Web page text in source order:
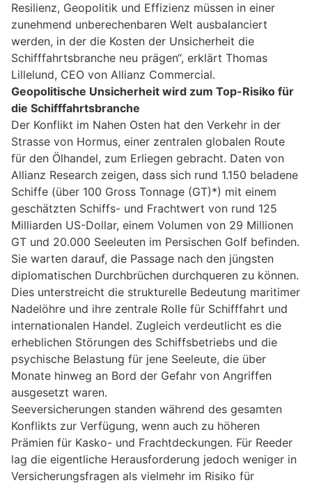
Resilienz, Geopolitik und Effizienz müssen in einer
zunehmend unberechenbaren Welt ausbalanciert
werden, in der die Kosten der Unsicherheit die
Schifffahrtsbranche neu prägen“, erklärt Thomas
Lillelund, CEO von Allianz Commercial.
Geopolitische Unsicherheit wird zum Top-Risiko für
die Schifffahrtsbranche
Der Konflikt im Nahen Osten hat den Verkehr in der
Strasse von Hormus, einer zentralen globalen Route
für den Ölhandel, zum Erliegen gebracht. Daten von
Allianz Research zeigen, dass sich rund 1.150 beladene
Schiffe (über 100 Gross Tonnage (GT)*) mit einem
geschätzten Schiffs- und Frachtwert von rund 125
Milliarden US-Dollar, einem Volumen von 29 Millionen
GT und 20.000 Seeleuten im Persischen Golf befinden.
Sie warten darauf, die Passage nach den jüngsten
diplomatischen Durchbrüchen durchqueren zu können.
Dies unterstreicht die strukturelle Bedeutung maritimer
Nadelöhre und ihre zentrale Rolle für Schifffahrt und
internationalen Handel. Zugleich verdeutlicht es die
erheblichen Störungen des Schiffsbetriebs und die
psychische Belastung für jene Seeleute, die über
Monate hinweg an Bord der Gefahr von Angriffen
ausgesetzt waren.
Seeversicherungen standen während des gesamten
Konflikts zur Verfügung, wenn auch zu höheren
Prämien für Kasko- und Frachtdeckungen. Für Reeder
lag die eigentliche Herausforderung jedoch weniger in
Versicherungsfragen als vielmehr im Risiko für